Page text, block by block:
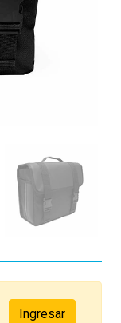
Ingresar